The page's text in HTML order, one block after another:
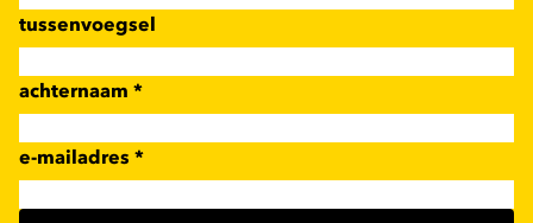
tussenvoegsel
achternaam *
e-mailadres *